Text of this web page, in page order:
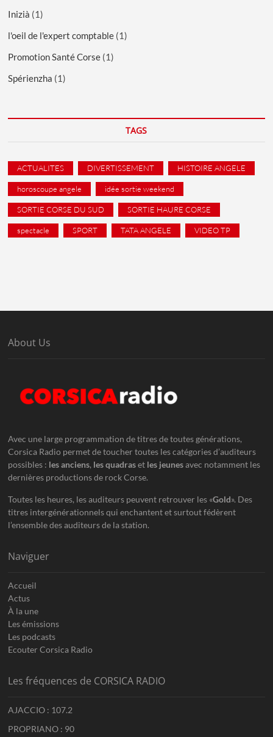
Inizià (1)
l'oeil de l'expert comptable (1)
Promotion Santé Corse (1)
Spérienzha (1)
TAGS
ACTUALITES DIVERTISSEMENT HISTOIRE ANGELE
horoscoupe angele idée sortie weekend
SORTIE CORSE DU SUD SORTIE HAURE CORSE
spectacle SPORT TATA ANGELE VIDEO TP
About Us
Avec une large programmation de titres de toutes générations,
Corsica Radio permet de toucher toutes les catégories d’auditeurs
possibles : les anciens, les quadraset les jeunesavec notamment les
dernières productions de rock Corse.
Toutes les heures, les auditeurs peuvent retrouver les «Gold». Des
titres intergénérationnels qui enchantent et surtout fédèrent
l’ensemble des auditeurs de la station.
Naviguer
Accueil
Actus
À la une
Les émissions
Les podcasts
Ecouter Corsica Radio
Les fréquences de CORSICA RADIO
AJACCIO : 107.2
PROPRIANO : 90